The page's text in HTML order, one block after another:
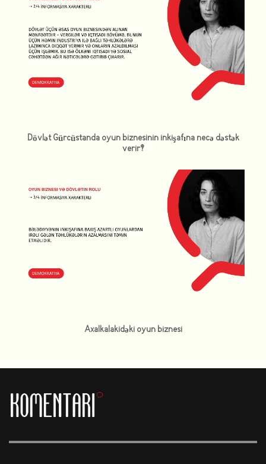
Dövlət Gürcüstanda oyun biznesinin inkişafına necə dəstək
verir?
Axalkalakidəki oyun biznesi